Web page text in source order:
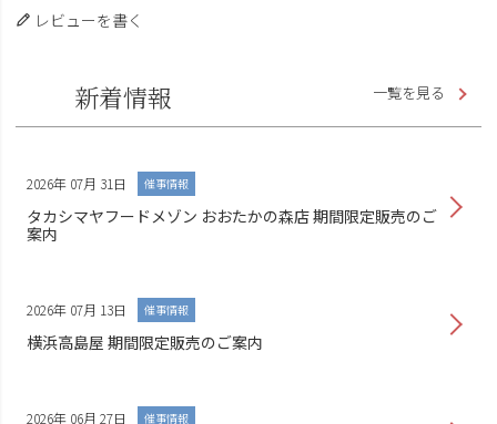
レビューを書く
新着情報 一覧を見る
2026年 07月 31日 催事情報
タカシマヤフードメゾン おおたかの森店 期間限定販売のご
案内
2026年 07月 13日 催事情報
横浜高島屋 期間限定販売のご案内
2026年 06月 27日 催事情報